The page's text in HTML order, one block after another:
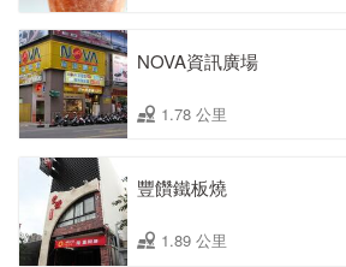
NOVA資訊廣場
1.78 公里
豐饡鐵板燒
1.89 公里